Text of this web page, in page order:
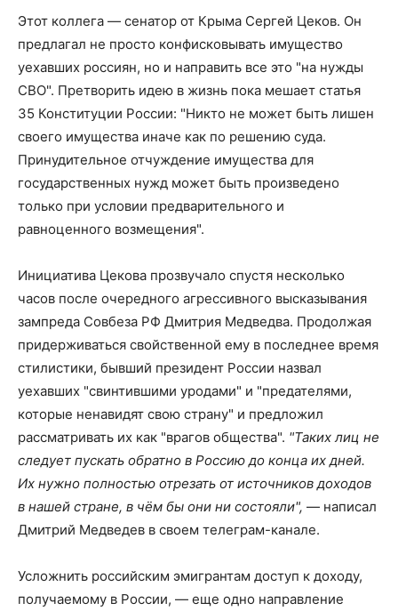
Этот коллега — сенатор от Крыма Сергей Цеков. Он
предлагал не просто конфисковывать имущество
уехавших россиян, но и направить все это "на нужды
СВО". Претворить идею в жизнь пока мешает статья
35 Конституции России: "Никто не может быть лишен
своего имущества иначе как по решению суда.
Принудительное отчуждение имущества для
государственных нужд может быть произведено
только при условии предварительного и
равноценного возмещения".
Инициатива Цекова прозвучало спустя несколько
часов после очередного агрессивного высказывания
зампреда Совбеза РФ Дмитрия Медведва. Продолжая
придерживаться свойственной ему в последнее время
стилистики, бывший президент России назвал
уехавших "свинтившими уродами" и "предателями,
которые ненавидят свою страну" и предложил
рассматривать их как "врагов общества". "Таких лиц не
следует пускать обратно в Россию до конца их дней.
Их нужно полностью отрезать от источников доходов
в нашей стране, в чём бы они ни состояли", — написал
Дмитрий Медведев в своем телеграм-канале.
Усложнить российским эмигрантам доступ к доходу,
получаемому в России, — еще одно направление